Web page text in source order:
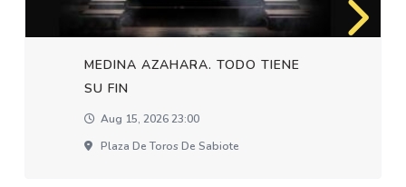
MEDINA AZAHARA. TODO TIENE
SU FIN
Aug 15, 2026 23:00
Plaza De Toros De Sabiote